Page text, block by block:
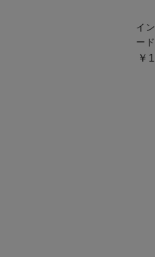
イ
ード
￥